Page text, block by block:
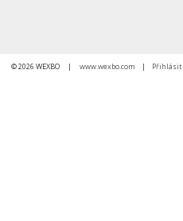
© 2026 WEXBO | www.wexbo.com | Přihlásit